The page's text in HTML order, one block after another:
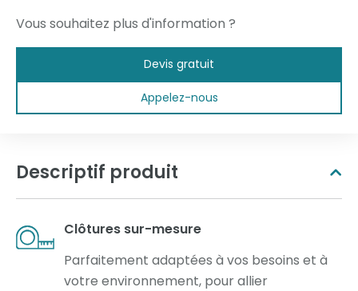
Vous souhaitez plus d'information ?
Devis gratuit
Appelez-nous
Descriptif produit
Clôtures sur-mesure
Parfaitement adaptées à vos besoins et à
votre environnement, pour allier